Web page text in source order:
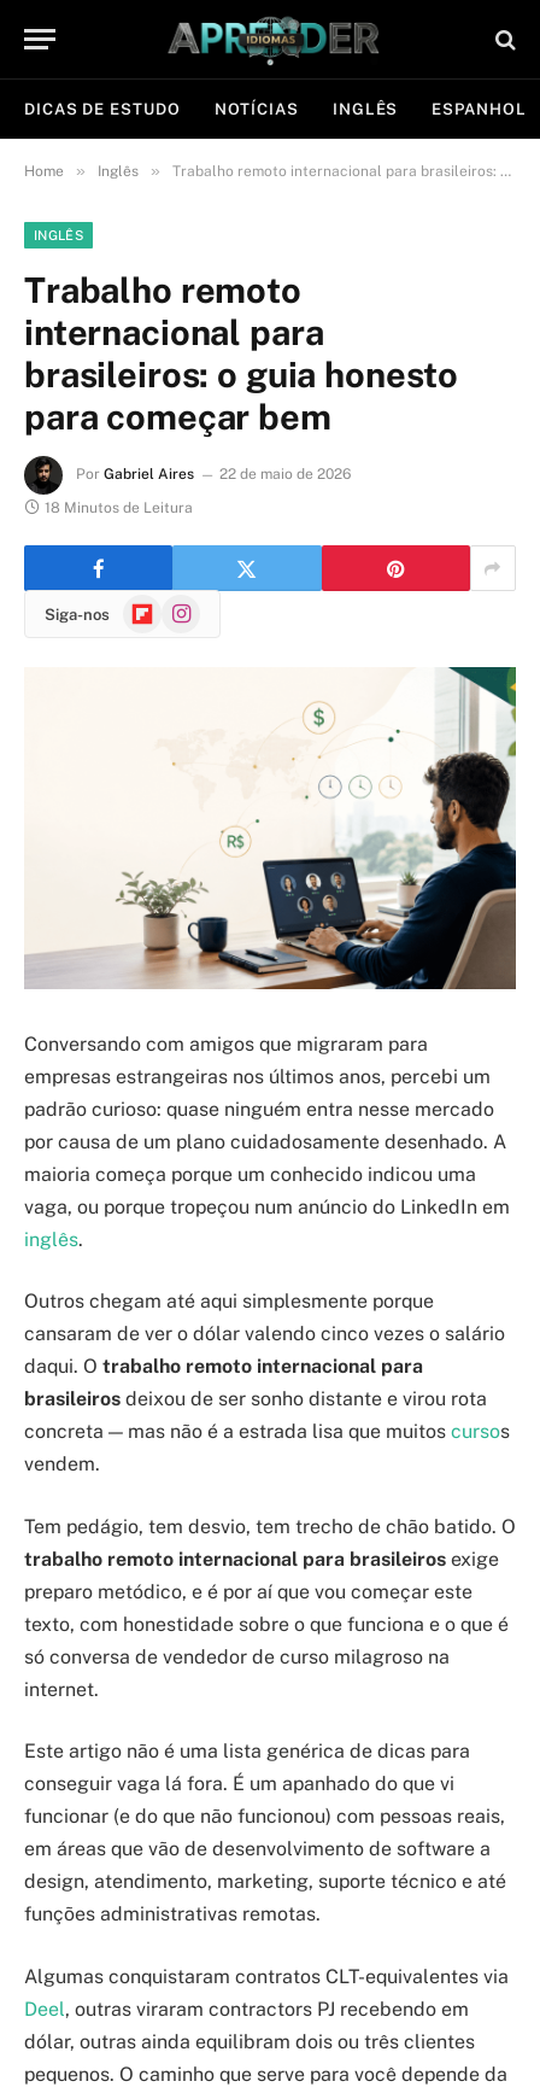
DICAS DE ESTUDO NOTÍCIAS INGLÊS ESPANHOL
Home » Inglês » Trabalho remoto internacional para brasileiros: o guia honesto para começar bem
INGLÊS
Trabalho remoto
internacional para
brasileiros: o guia honesto
para começar bem
Por Gabriel Aires
22 de maio de 2026
18 Minutos de Leitura
Siga-nos FlipboardInstagram
Conversando com amigos que migraram para
empresas estrangeiras nos últimos anos, percebi um
padrão curioso: quase ninguém entra nesse mercado
por causa de um plano cuidadosamente desenhado. A
maioria começa porque um conhecido indicou uma
vaga, ou porque tropeçou num anúncio do LinkedIn em
inglês.
Outros chegam até aqui simplesmente porque
cansaram de ver o dólar valendo cinco vezes o salário
daqui. O trabalho remoto internacional para
brasileiros deixou de ser sonho distante e virou rota
concreta — mas não é a estrada lisa que muitos cursos
vendem.
Tem pedágio, tem desvio, tem trecho de chão batido. O
trabalho remoto internacional para brasileiros exige
preparo metódico, e é por aí que vou começar este
texto, com honestidade sobre o que funciona e o que é
só conversa de vendedor de curso milagroso na
internet.
Este artigo não é uma lista genérica de dicas para
conseguir vaga lá fora. É um apanhado do que vi
funcionar (e do que não funcionou) com pessoas reais,
em áreas que vão de desenvolvimento de software a
design, atendimento, marketing, suporte técnico e até
funções administrativas remotas.
Algumas conquistaram contratos CLT-equivalentes via
Deel, outras viraram contractors PJ recebendo em
dólar, outras ainda equilibram dois ou três clientes
pequenos. O caminho que serve para você depende da